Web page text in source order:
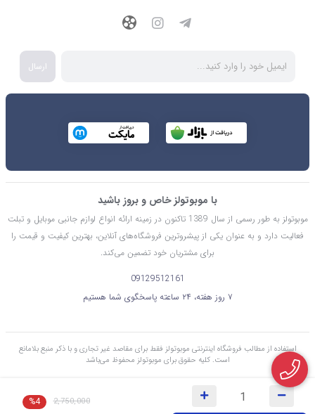
2,750,000
%4
ارسال
با موبوتولز خاص و بروز باشید
موبوتولز به طور رسمی از سال 1389 تاکنون در زمینه ارائه انواع لوازم جانبی موبایل و تبلت
فعالیت دارد و به عنوان یکی از پیشروترین فروشگاه‌های آنلاین، بهترین کیفیت و قیمت را
برای مشتریان خود تضمین می‌کند.
09129512161
۷ روز هفته، ۲۴ ساعته پاسخگوی شما هستیم
استفاده از مطالب فروشگاه اینترنتی موبوتولز فقط برای مقاصد غیر تجاری و با ذکر منبع بلامانع
است. کليه حقوق برای موبوتولز محفوظ می‌باشد